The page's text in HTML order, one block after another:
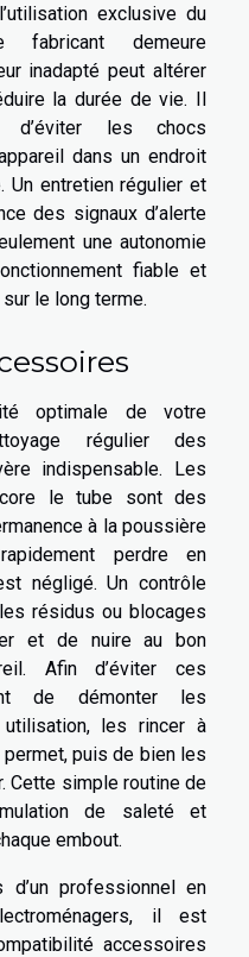
exclusive du
demeure
inadapté peut altérer
la durée de vie. Il
d’éviter les chocs
dans un endroit
Un entretien régulier et
des signaux d’alerte
une autonomie
fiable et
le long terme.
optimale de votre
régulier des
indispensable. Les
le tube sont des
à la poussière
perdre en
négligé. Un contrôle
résidus ou blocages
et de nuire au bon
Afin d’éviter ces
de démonter les
les rincer à
permet, puis de bien les
Cette simple routine de
de saleté et
embout.
d’un professionnel en
il est
accessoires